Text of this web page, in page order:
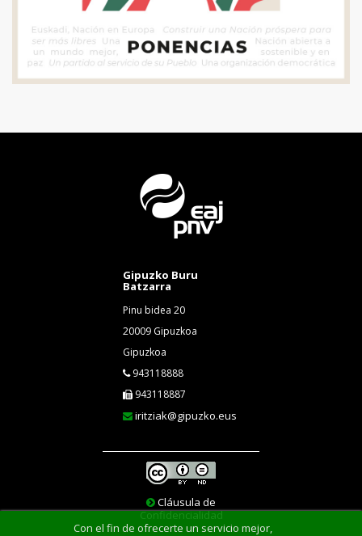
Con el fin de ofrecerte un servicio mejor,
Gipuzko Buru
Batzarra
Pinu bidea 20
20009 Gipuzkoa
Gipuzkoa
943118888
943118887
iritziak@gipuzko.eus
Cláusula de
Confidencialidad